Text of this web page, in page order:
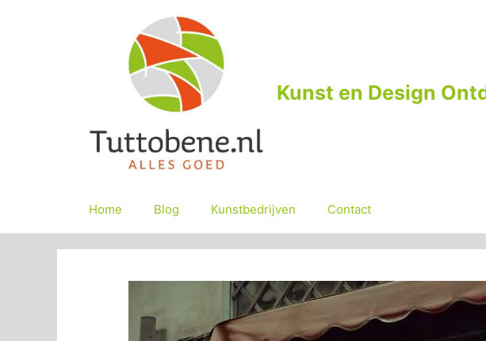
Kunst en Design
Home Blog Kunstbedrijven Contact